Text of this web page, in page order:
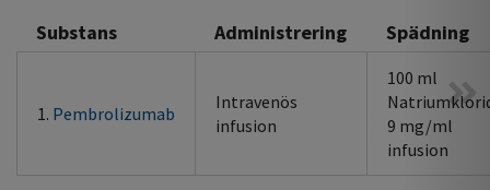
Substans Administrering Spädning
1. Pembrolizumab
Intravenös
infusion
100 ml
9 mg/ml
infusion